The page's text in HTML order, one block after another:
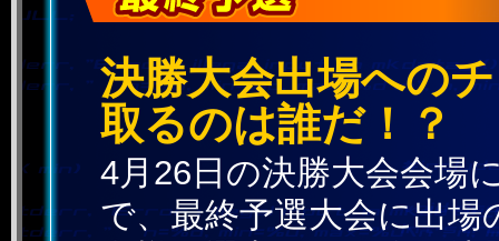
決勝大会出場への
取るのは誰だ！？
4月26日の決勝大会会場
で、最終予選大会に出